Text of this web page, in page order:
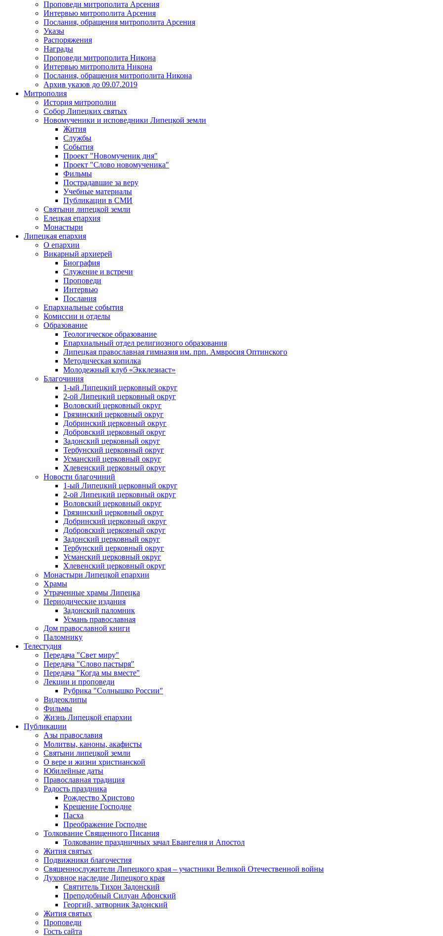
Проповеди митрополита Арсения
Интервью митрополита Арсения
Послания, обращения митрополита Арсения
Указы
Распоряжения
Награды
Проповеди митрополита Никона
Интервью митрополита Никона
Послания, обращения митрополита Никона
Архив указов до 09.07.2019
Митрополия
История митрополии
Собор Липецких святых
Новомученики и исповедники Липецкой земли
Жития
Службы
События
Проект "Новомученик дня"
Проект "Слово новомученика"
Фильмы
Пострадавшие за веру
Учебные материалы
Публикации в СМИ
Святыни липецкой земли
Елецкая епархия
Монастыри
Липецкая епархия
О епархии
Викарный архиерей
Биография
Служение и встречи
Проповеди
Интервью
Послания
Епархиальные события
Комиссии и отделы
Образование
Теологическое образование
Епархиальный отдел религиозного образования
Липецкая православная гимназия им. прп. Амвросия Оптинского
Методическая копилка
Молодежный клуб «Экклезиаст»
Благочиния
1-ый Липецкий церковный округ
2-ой Липецкий церковный округ
Воловский церковный округ
Грязинский церковный округ
Добринский церковный округ
Добровский церковный округ
Задонский церковный округ
Тербунский церковный округ
Усманский церковный округ
Хлевенский церковный округ
Новости благочиний
1-ый Липецкий церковный округ
2-ой Липецкий церковный округ
Воловский церковный округ
Грязинский церковный округ
Добринский церковный округ
Добровский церковный округ
Задонский церковный округ
Тербунский церковный округ
Усманский церковный округ
Хлевенский церковный округ
Монастыри Липецкой епархии
Храмы
Утраченные храмы Липецка
Периодические издания
Задонский паломник
Усмань православная
Дом православной книги
Паломнику
Телестудия
Передача "Свет миру"
Передача "Слово пастыря"
Передача "Когда мы вместе"
Лекции и проповеди
Рубрика "Солнышко России"
Видеоклипы
Фильмы
Жизнь Липецкой епархии
Публикации
Азы православия
Молитвы, каноны, акафисты
Святыни липецкой земли
О вере и жизни христианской
Юбилейные даты
Православная традиция
Радость праздника
Рождество Христово
Крещение Господне
Пасха
Преображение Господне
Толкование Священного Писания
Толкование праздничных зачал Евангелия и Апостол
Жития святых
Подвижники благочестия
Священнослужители Липецкого края – участники Великой Отечественной войны
Духовное наследие Липецкого края
Святитель Тихон Задонский
Преподобный Силуан Афонский
Георгий, затворник Задонский
Жития святых
Проповеди
Гость сайта